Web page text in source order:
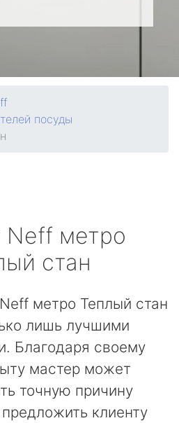
посуды
Neff метро
стан
метро Теплый стан
лишь лучшими
Благодаря своему
мастер может
точную причину
клиенту